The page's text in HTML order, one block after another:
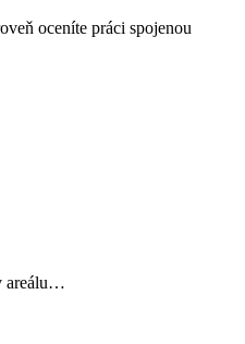
oceníte práci spojenou
areálu…